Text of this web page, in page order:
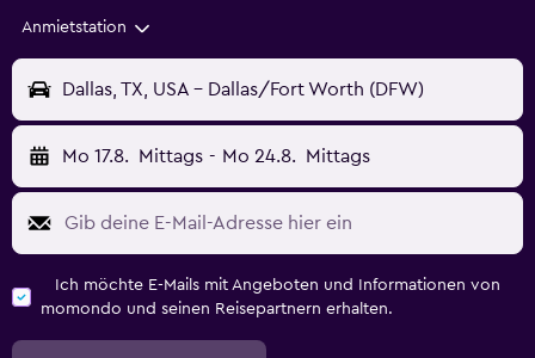
Anmietstation
Dallas, TX, USA - Dallas/Fort Worth (DFW)
Mo 17.8. Mittags - Mo 24.8. Mittags
Ich möchte E-Mails mit Angeboten und Informationen von
momondo und seinen Reisepartnern erhalten.